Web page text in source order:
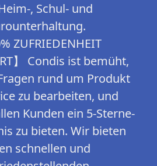
, Schul- und
ZUFRIEDENHEIT
】 Condis ist bemüht,
rund um Produkt
zu bearbeiten, und
Kunden ein 5-Sterne-
zu bieten. Wir bieten
schnellen und